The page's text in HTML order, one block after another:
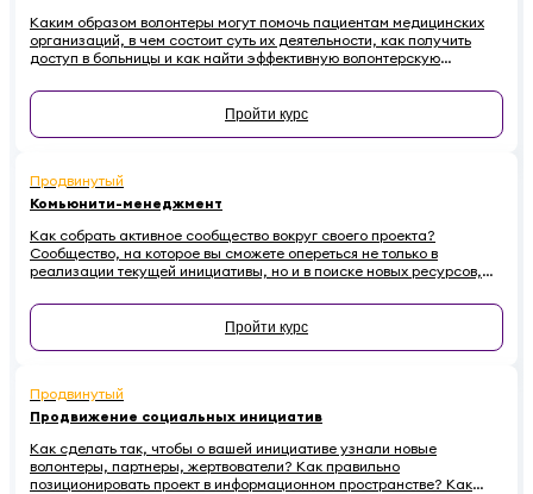
Каким образом волонтеры могут помочь пациентам медицинских
организаций, в чем состоит суть их деятельности, как получить
доступ в больницы и как найти эффективную волонтерскую
многом другом — в курсе для волонтеров-медиков.
Пройти курс
Продвинутый
Комьюнити-менеджмент
Как собрать активное сообщество вокруг своего проекта?
Сообщество, на которое вы сможете опереться не только в
реализации текущей инициативы, но и в поиске новых ресурсов,
менеджмента — в этом курсе.
Пройти курс
Продвинутый
Продвижение социальных инициатив
Как сделать так, чтобы о вашей инициативе узнали новые
волонтеры, партнеры, жертвователи? Как правильно
позиционировать проект в информационном пространстве? Как